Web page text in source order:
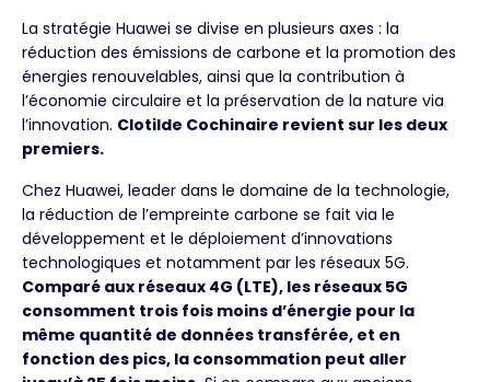
La stratégie Huawei se divise en plusieurs axes : la
réduction des émissions de carbone et la promotion des
énergies renouvelables, ainsi que la contribution à
l’économie circulaire et la préservation de la nature via
l’innovation. Clotilde Cochinaire revient sur les deux
premiers.
Chez Huawei, leader dans le domaine de la technologie,
la réduction de l’empreinte carbone se fait via le
développement et le déploiement d’innovations
technologiques et notamment par les réseaux 5G.
Comparé aux réseaux 4G (LTE), les réseaux 5G
consomment trois fois moins d’énergie pour la
même quantité de données transférée, et en
fonction des pics, la consommation peut aller